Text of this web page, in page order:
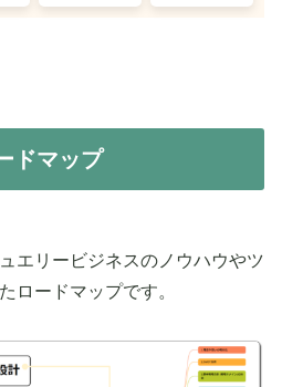
ドマップ
エリービジネスのノウハウやツ
ロードマップです。